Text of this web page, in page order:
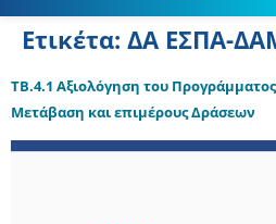
Ετικέτα: ΔΑ ΕΣΠΑ-
ΤΒ.4.1 Αξιολόγηση του
Μετάβαση και επιμέρους Δράσεων